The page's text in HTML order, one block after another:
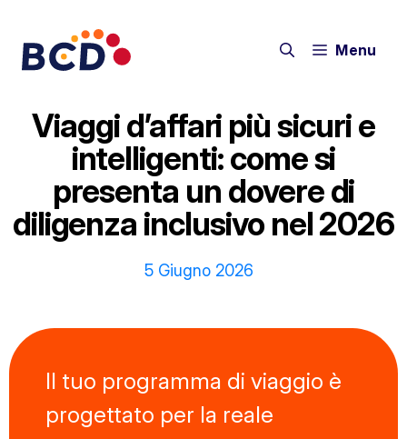
contenuto
Menu
Viaggi d’affari più sicuri e
intelligenti: come si
presenta un dovere di
diligenza inclusivo nel 2026
5 Giugno 2026
Il tuo programma di viaggio è
progettato per la reale